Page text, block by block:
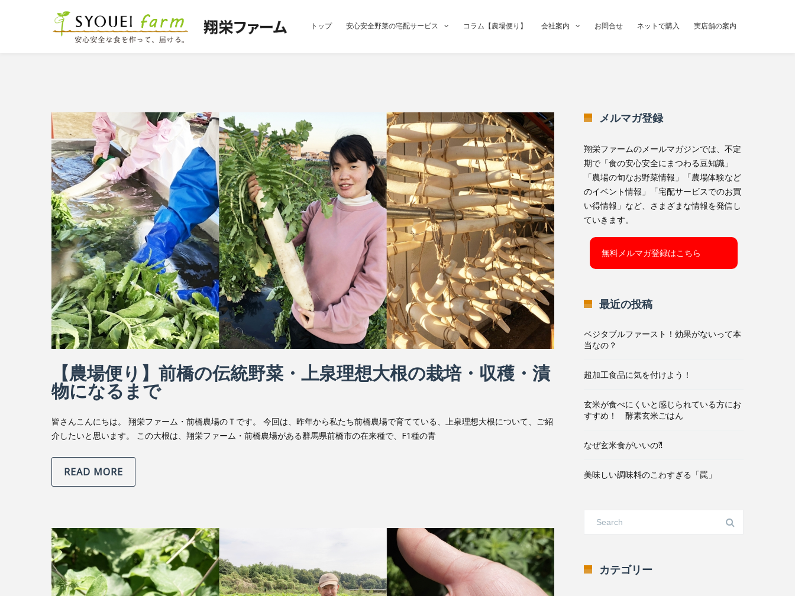
トップ 安心安全野菜の宅配サービス コラム【農場便り】 会社案内 お問合せ ネットで購入 実店舗の案内
【農場便り】前橋の伝統野菜・上泉理想大根の栽培・収穫・漬
物になるまで
皆さんこんにちは。 翔栄ファーム・前橋農場のＴです。 今回は、昨年から私たち前橋農場で育てている、上泉理想大根について、ご紹
介したいと思います。 この大根は、翔栄ファーム・前橋農場がある群馬県前橋市の在来種で、F1種の青
READ MORE
メルマガ登録
翔栄ファームのメールマガジンでは、不定
期で「食の安心安全にまつわる豆知識」
「農場の旬なお野菜情報」「農場体験など
のイベント情報」「宅配サービスでのお買
い得情報」など、さまざまな情報を発信し
ていきます。
無料メルマガ登録はこちら
最近の投稿
ベジタブルファースト！効果がないって本
当なの？
超加工食品に気を付けよう！
玄米が食べにくいと感じられている方にお
すすめ！ 酵素玄米ごはん
なぜ玄米食がいいの⁈
美味しい調味料のこわすぎる「罠」
カテゴリー